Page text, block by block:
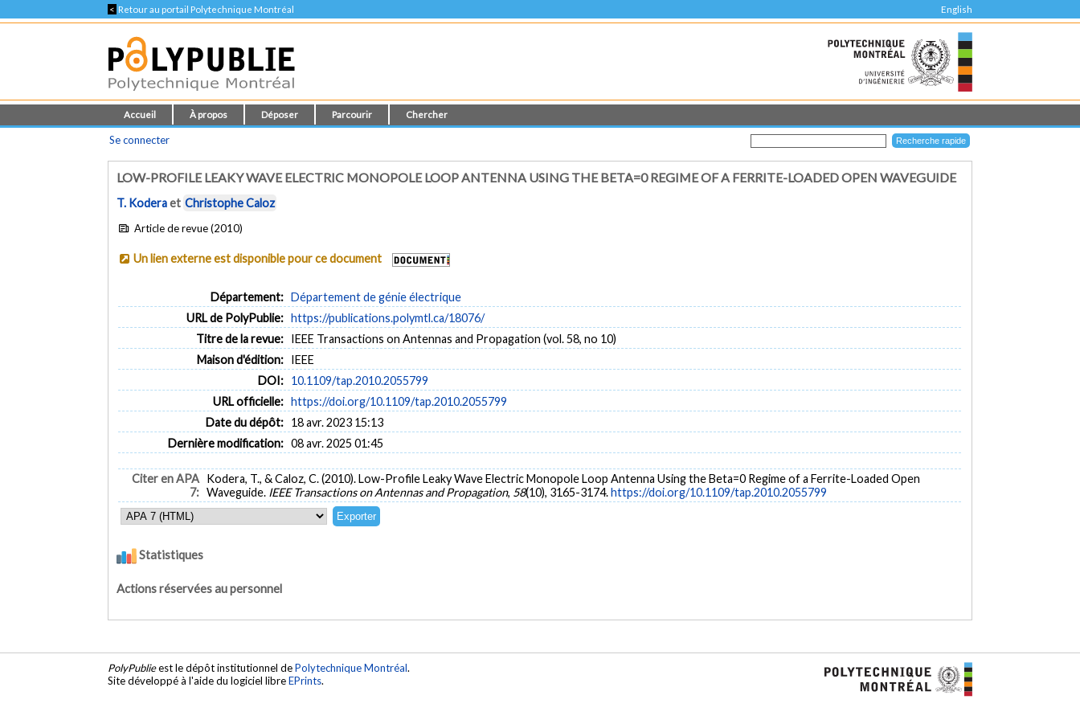
< Retour au portail Polytechnique Montréal English
Accueil À propos Déposer Parcourir Chercher
Se connecter
LOW-PROFILE LEAKY WAVE ELECTRIC MONOPOLE LOOP ANTENNA USING THE BETA=0 REGIME OF A FERRITE-LOADED OPEN WAVEGUIDE
T. Koderaet Christophe Caloz
Article de revue (2010)
Un lien externe est disponible pour ce document
Département: Département de génie électrique
URL de PolyPublie: https://publications.polymtl.ca/18076/
Titre de la revue: IEEE Transactions on Antennas and Propagation (vol. 58, no 10)
Maison d'édition: IEEE
DOI: 10.1109/tap.2010.2055799
URL officielle: https://doi.org/10.1109/tap.2010.2055799
Date du dépôt: 18 avr. 2023 15:13
Dernière modification: 08 avr. 2025 01:45
Citer en APA
7:
Kodera, T., & Caloz, C. (2010). Low-Profile Leaky Wave Electric Monopole Loop Antenna Using the Beta=0 Regime of a Ferrite-Loaded Open
Waveguide. IEEE Transactions on Antennas and Propagation, 58(10), 3165-3174.https://doi.org/10.1109/tap.2010.2055799
Statistiques
Actions réservées au personnel
PolyPublieest le dépôt institutionnel dePolytechnique Montréal.
Site développé à l'aide du logiciel libreEPrints.